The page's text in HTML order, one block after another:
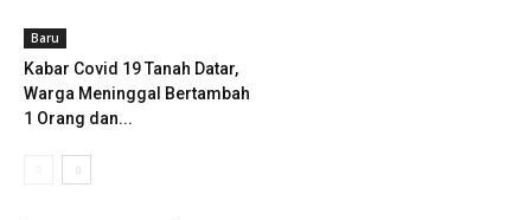
Baru
Kabar Covid 19 Tanah Datar,
Warga Meninggal Bertambah
1 Orang dan...